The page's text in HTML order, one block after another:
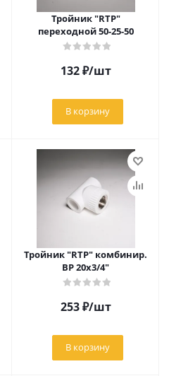
Тройник "RTP"
переходной 50-25-50
132₽/шт
В корзину
Тройник "RTP" комбинир.
ВР 20х3/4"
253₽/шт
В корзину